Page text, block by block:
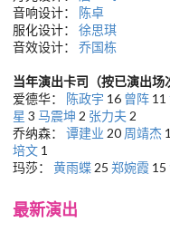
音响设计：
陈卓
服化设计： 徐思琪
音效设计： 乔国栋
当年演出卡司（按已演出场
爱德华：
陈政宇 16 曾阵 11
星 3 马震坤 2 张力夫 2
乔纳森： 谭建业 20 周靖杰
培文 1
玛莎： 黄雨蝶 25 郑婉霞 15
最新演出